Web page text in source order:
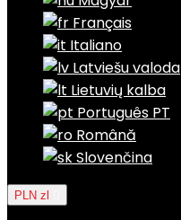
Français
Italiano
Latviešu valoda
Lietuvių kalba
Português PT
Română
Slovenčina
PLN zl